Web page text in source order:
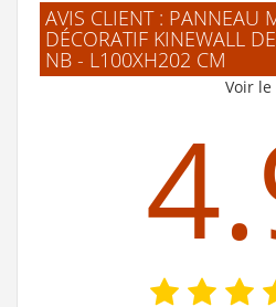
AVIS CLIENT : PANNEAU
DÉCORATIF KINEWALL
NB - L100XH202 CM
Voir